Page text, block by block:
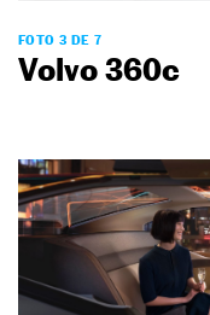
FOTO 3 DE 7
Volvo 360c